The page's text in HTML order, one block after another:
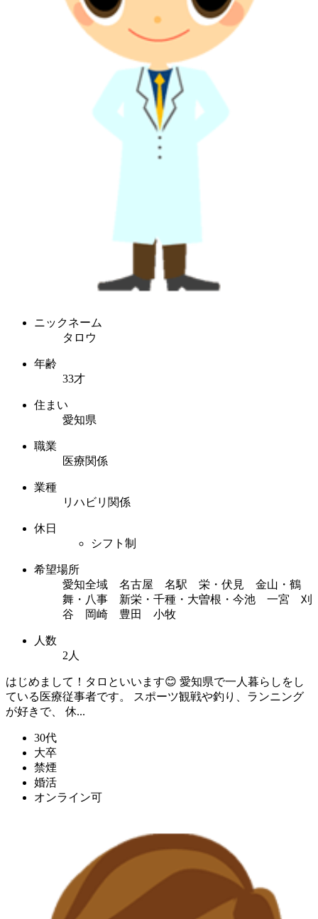
ニックネーム
タロウ
年齢
33才
住まい
愛知県
職業
医療関係
業種
リハビリ関係
休日
シフト制
希望場所
愛知全域 名古屋 名駅 栄・伏見 金山・鶴
舞・八事 新栄・千種・大曽根・今池 一宮 刈
谷 岡崎 豊田 小牧
人数
2人
はじめまして！タロといいます😊 愛知県で一人暮らしをし
ている医療従事者です。 スポーツ観戦や釣り、ランニング
が好きで、 休...
30代
大卒
禁煙
婚活
オンライン可